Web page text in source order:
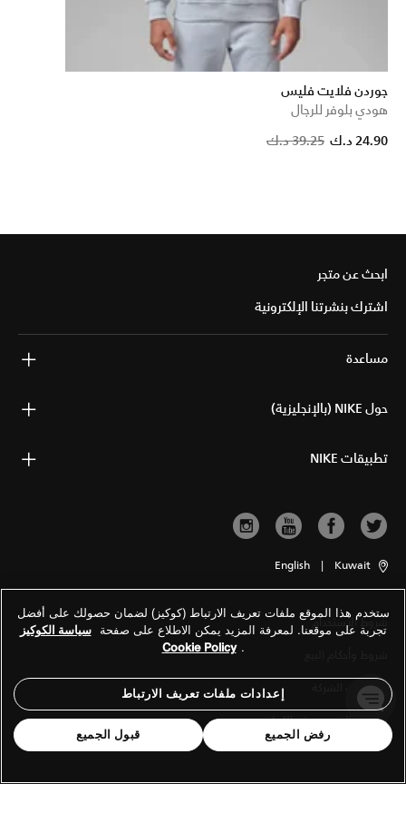
جوردن فلايت فليس
هودي بلوفر للرجال
39.25 د.ك
24.90 د.ك
ابحث عن متجر
اشترك بنشرتنا الإلكترونية
مساعدة
حول NIKE (بالإنجليزية)
تطبيقات NIKE
Kuwait
|
English
شروط الاستخدام
معلومات الشركة
سياسة الخصوصية والكوكيز
ستخدم هذا الموقع ملفات تعريف الارتباط (كوكيز) لضمان حصولك على أفضل
تجربة على موقعنا. لمعرفة المزيد يمكن الاطلاع على صفحة سياسة الكوكيز
.
Cookie Policy
إعدادات ملفات تعريف الارتباط
رفض الجميع قبول الجميع